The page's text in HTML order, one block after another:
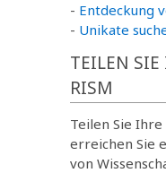
- Entdeckung
- Unikate
TEILEN
RISM
Teilen Sie
erreichen Sie
von